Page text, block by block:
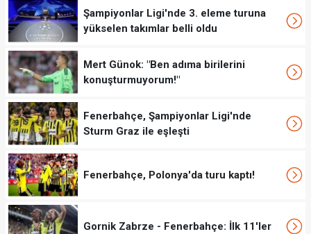
Şampiyonlar Ligi'nde 3. eleme turuna
yükselen takımlar belli oldu
Mert Günok: "Ben adıma birilerini
konuşturmuyorum!"
Fenerbahçe, Şampiyonlar Ligi'nde
Sturm Graz ile eşleşti
Fenerbahçe, Polonya'da turu kaptı!
Gornik Zabrze - Fenerbahçe: İlk 11'ler